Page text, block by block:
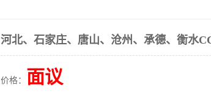
河北、石家庄、唐山、沧州、承德、衡水
价格： 面议